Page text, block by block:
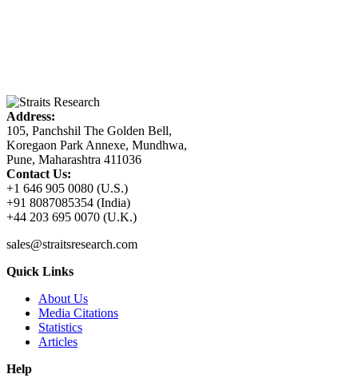
Address:
105, Panchshil The Golden Bell,
Koregaon Park Annexe, Mundhwa,
Pune, Maharashtra 411036
Contact Us:
+1 646 905 0080 (U.S.)
+91 8087085354 (India)
+44 203 695 0070 (U.K.)
sales@straitsresearch.com
Quick Links
About Us
Media Citations
Statistics
Articles
Help